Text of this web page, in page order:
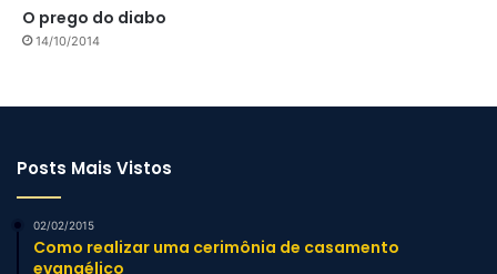
O prego do diabo
14/10/2014
Posts Mais Vistos
02/02/2015
Como realizar uma cerimônia de casamento
evangélico